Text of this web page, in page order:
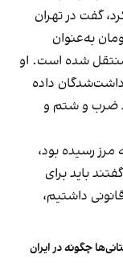
گفت در تهران
۱۲ میلیون تومان به‌عنوان
منتقل شده است. او
داده
ضرب و شتم و
به مرز رسیده بود،
باید برای
داشتیم،
چگونه در ایران